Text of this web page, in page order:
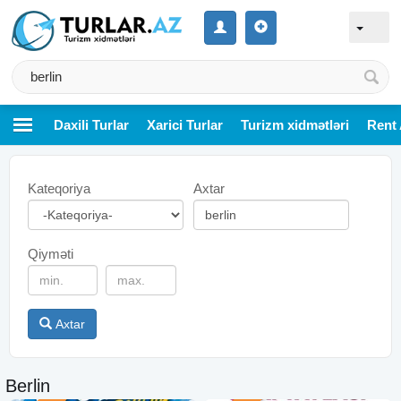
Daxili Turlar Xarici Turlar Turizm xidmətləri Rent
Kateqoriya Axtar
Qiyməti
Axtar
Berlin